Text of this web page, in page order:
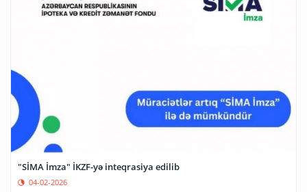
"SİMA İmza" İKZF-yə inteqrasiya edilib
04-02-2026